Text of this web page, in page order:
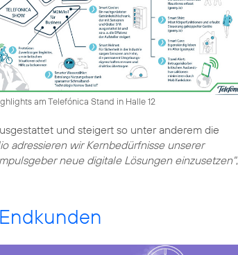
am Telefónica Stand in Halle 12
und steigert so unter anderem die
adressieren wir Kernbedürfnisse unserer
neue digitale Lösungen einzusetzen",